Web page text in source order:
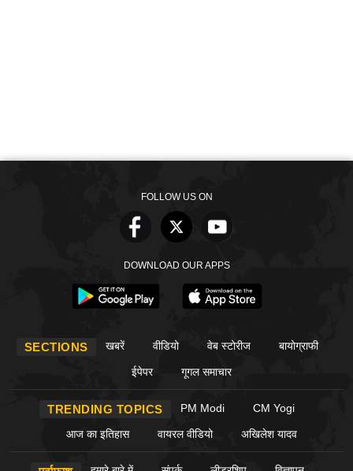
FOLLOW US ON
DOWNLOAD OUR APPS
SECTIONS खबरें वीडियो वेब स्टोरीज बायोग्राफी
ईपेपर गूगल समाचार
TRENDING TOPICS PM Modi CM Yogi
आज का इतिहास वायरल वीडियो अखिलेश यादव